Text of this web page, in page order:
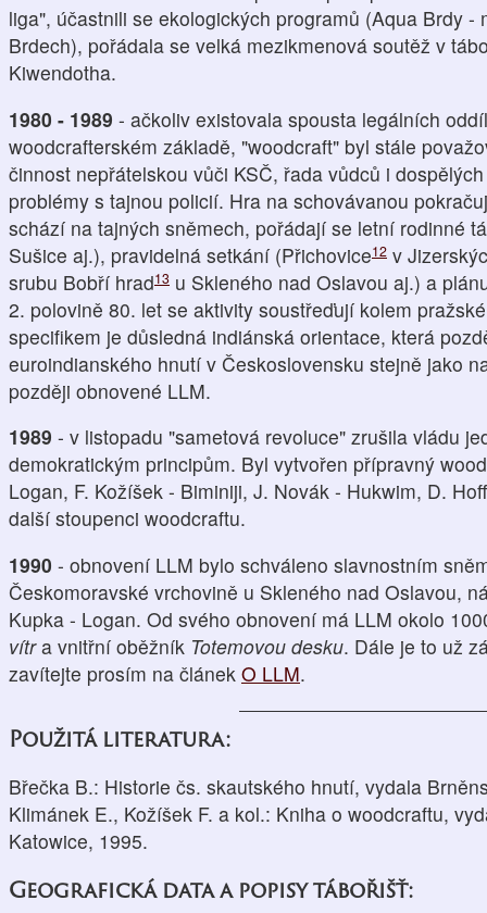
liga", účastnili se ekologických programů (Aqua Brdy
Brdech), pořádala se velká mezikmenová soutěž v
Kiwendotha.
1980 - 1989 - ačkoliv existovala spousta legálních
woodcrafterském základě, "woodcraft" byl stále
činnost nepřátelskou vůči KSČ, řada vůdců i
problémy s tajnou policií. Hra na schovávanou
schází na tajných sněmech, pořádají se letní rodinné
Sušice aj.), pravidelná setkání (Přichovice12 v
srubu Bobří hrad13 u Skleného nad Oslavou aj.) a
2. polovině 80. let se aktivity soustřeďují kolem
specifikem je důsledná indiánská orientace, která
euroindianského hnutí v Československu stejně jako
později obnovené LLM.
1989 - v listopadu "sametová revoluce" zrušila vládu
demokratickým principům. Byl vytvořen přípravný
Logan, F. Kožíšek - Biminiji, J. Novák - Hukwim, D.
další stoupenci woodcraftu.
1990 - obnovení LLM bylo schváleno slavnostním
Českomoravské vrchovině u Skleného nad Oslavou,
Kupka - Logan. Od svého obnovení má LLM okolo
vítra vnitřní oběžník Totemovou desku. Dále je to už
zavítejte prosím na článek O LLM.
Použitá literatura:
Břečka B.: Historie čs. skautského hnutí, vydala
Klimánek E., Kožíšek F. a kol.: Kniha o woodcraftu,
Katowice, 1995.
Geografická data a popisy tábořišť: